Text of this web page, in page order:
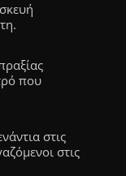
που
στις
στις